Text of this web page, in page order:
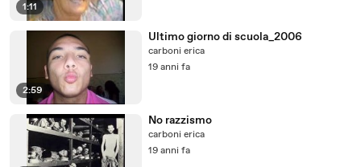
1:11
2:59
Ultimo giorno di scuola_2006
carboni erica
19 anni fa
No razzismo
carboni erica
19 anni fa